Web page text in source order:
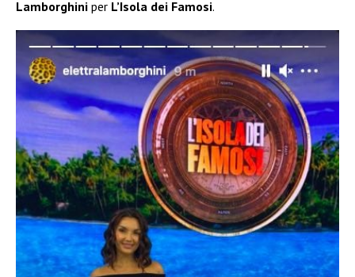
Lamborghini per L’Isola dei Famosi.